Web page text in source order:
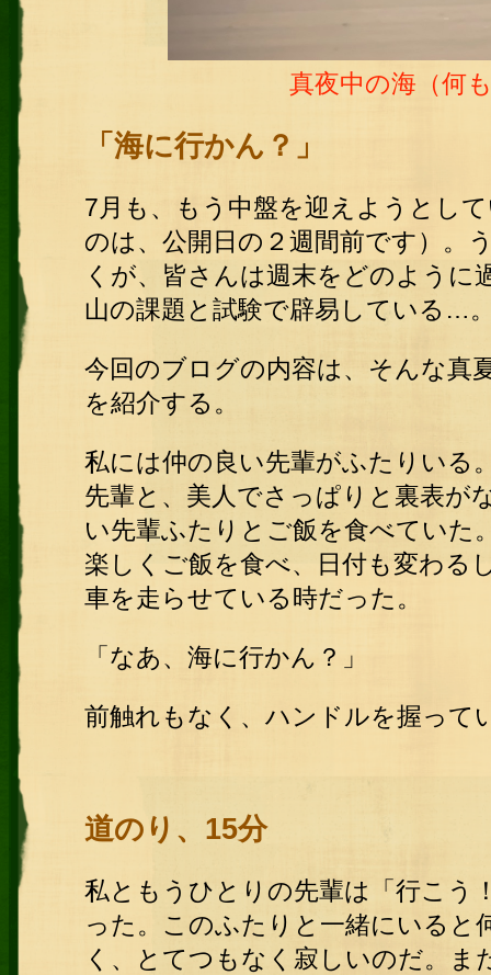
真夜中の海（何
「海に行かん？」
7月も、もう中盤を迎えようとし
のは、公開日の２週間前です）。
くが、皆さんは週末をどのよう
山の課題と試験で辟易している…
今回のブログの内容は、そんな真
を紹介する。
私には仲の良い先輩がふたりいる
先輩と、美人でさっぱりと裏表が
い先輩ふたりとご飯を食べていた
楽しくご飯を食べ、日付も変わる
車を走らせている時だった。
「なあ、海に行かん？」
前触れもなく、ハンドルを握って
道のり、15分
私ともうひとりの先輩は「行こう
った。このふたりと一緒にいると
く、とてつもなく寂しいのだ。ま